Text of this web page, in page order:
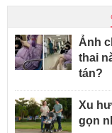
Ảnh
thai
tán?
Xu
gọn